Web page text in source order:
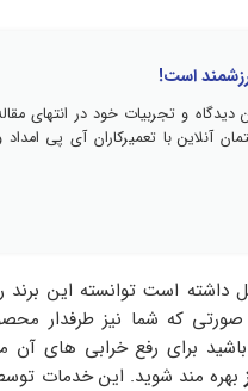
است!
و تجربیات خود در انتهای
آنلاین با تعمیرکاران آی پی امداد
است توانسته این برند
صورتی که شما نیز طرفدار
برای رفع خرابی های آن
بهره مند شوید. این خدمات